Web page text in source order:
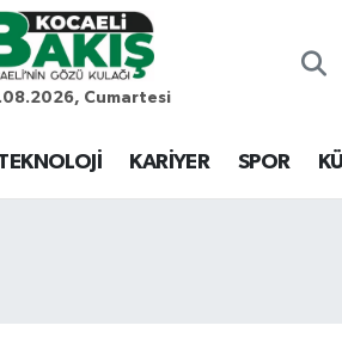
Cumartesi
KARİYER SPOR
Eczaneler